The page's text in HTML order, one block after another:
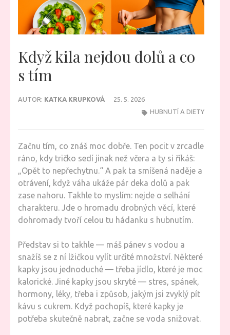
Když kila nejdou dolů a co
s tím
AUTOR: KATKA KRUPKOVÁ
25. 5. 2026
HUBNUTÍ A DIETY
Začnu tím, co znáš moc dobře. Ten pocit v zrcadle
ráno, kdy tričko sedí jinak než včera a ty si říkáš:
„Opět to nepřechytnu.“ A pak ta smíšená naděje a
otrávení, když váha ukáže pár deka dolů a pak
zase nahoru. Takhle to myslím: nejde o selhání
charakteru. Jde o hromadu drobných věcí, které
dohromady tvoří celou tu hádanku s hubnutím.
Představ si to takhle — máš pánev s vodou a
snažíš se z ní lžičkou vylít určité množství. Některé
kapky jsou jednoduché — třeba jídlo, které je moc
kalorické. Jiné kapky jsou skryté — stres, spánek,
hormony, léky, třeba i způsob, jakým jsi zvyklý pít
kávu s cukrem. Když pochopíš, které kapky je
potřeba skutečně nabrat, začne se voda snižovat.